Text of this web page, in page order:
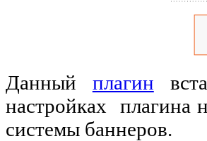
Данный плагин
настройках плагина
системы баннеров.